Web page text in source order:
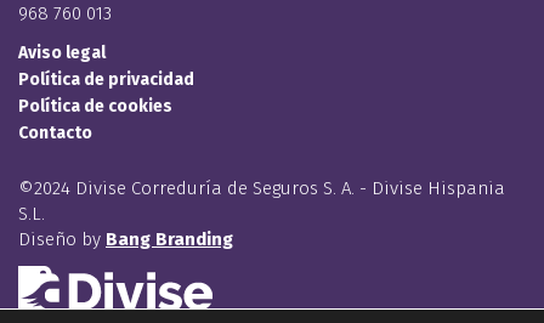
968 760 013
Aviso legal
Política de privacidad
Política de cookies
Contacto
©2024 Divise Correduría de Seguros S. A. - Divise Hispania
S.L.
Diseño by Bang Branding